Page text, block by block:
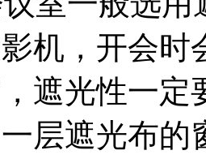
机，开会时
遮光性一定
层遮光布的